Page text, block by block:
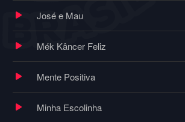
José e Mau
Mék Kâncer Feliz
Mente Positiva
Minha Escolinha